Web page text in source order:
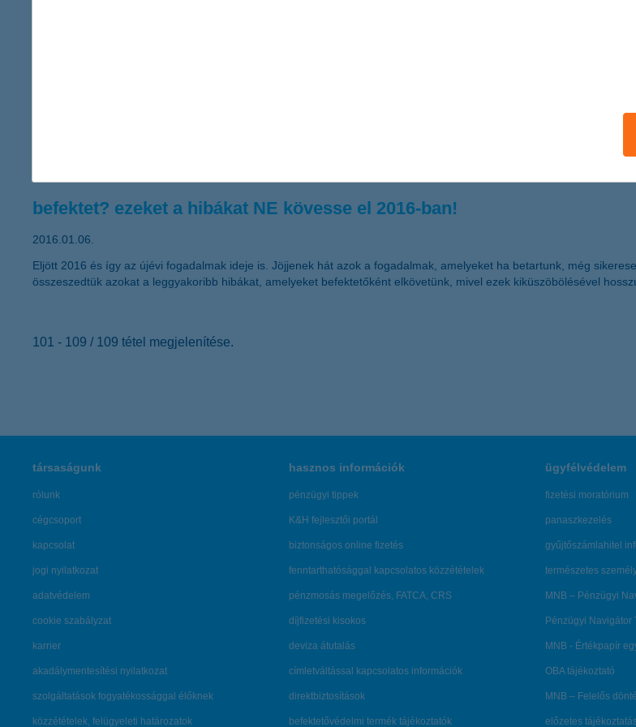
befektetési stratégiát, mivel az idő és ezzel együtt a kamatos kamatok minden adókedvezménynél jobban
befektet? ezeket a hibákat NE kövesse el 2016-ban!
2016.01.06.
Eljött 2016 és így az újévi fogadalmak ideje is. Jöjjenek hát azok a fogadalmak, amelyeket ha betartunk, még
összeszedtük azokat a leggyakoribb hibákat, amelyeket befektetőként elkövetünk, mivel ezek kiküszöbölésével
101 - 109 / 109 tétel megjelenítése.
társaságunk
rólunk
cégcsoport
kapcsolat
jogi nyilatkozat
adatvédelem
cookie szabályzat
karrier
akadálymentesítési nyilatkozat
szolgáltatások fogyatékossággal élőknek
közzétételek, felügyeleti határozatok
hasznos információk
pénzügyi tippek
K&H fejlesztői portál
biztonságos online fizetés
fenntarthatósággal kapcsolatos közzétételek
pénzmosás megelőzés, FATCA, CRS
díjfizetési kisokos
deviza átutalás
címletváltással kapcsolatos információk
direktbiztosítások
befektetővédelmi termék tájékoztatók
ügyfélvédelem
fizetési moratórium
panaszkezelés
gyűjtőszámlahitel
természetes
MNB – Pénzügyi
Pénzügyi Navigátor
MNB - Értékpapír
OBA tájékoztató
MNB – Felelős
előzetes